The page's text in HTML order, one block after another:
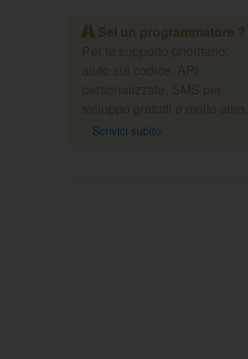
Sei un programmatore ?
Per te supporto prioritario,
aiuto sul codice, API
personalizzate, SMS per
sviluppo gratuiti e molto altro.
Scrivici subito